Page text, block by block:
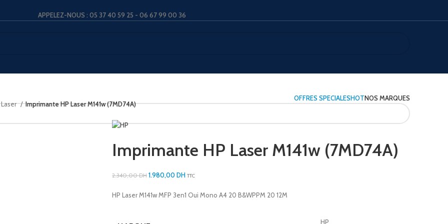
APPELEZ-NOUS : 05 37 40 59 25 - 06 67 99 00 36
OFFRES SPECIALESHOTNOS MARQUES
Imprimante HP Laser M141w (7MD74A)
Imprimante HP Laser M141w (7MD74A)
2.340,00DH 1.980,00DH TTC
HP Laser M141w MFP 3en1 Oui Mono A4 20 B&WPPM 20 12M
HP